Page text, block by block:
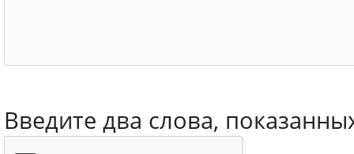
Введите два слова,